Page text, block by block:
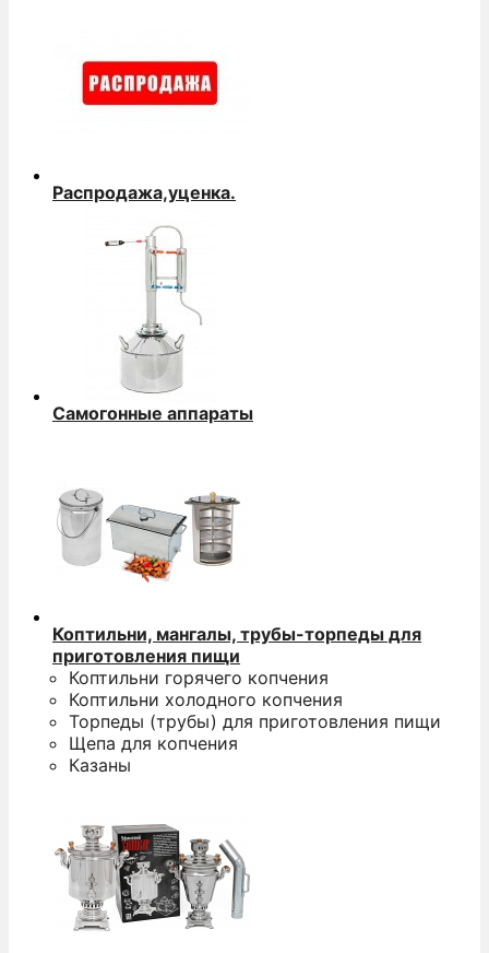
Распродажа,уценка.
Самогонные аппараты
Коптильни, мангалы, трубы-торпеды для
приготовления пищи
Коптильни горячего копчения
Коптильни холодного копчения
Торпеды (трубы) для приготовления пищи
Щепа для копчения
Казаны